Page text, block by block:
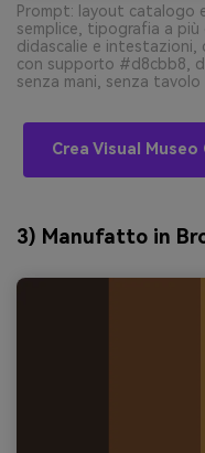
Prompt: layout catalogo
semplice, tipografia a più
didascalie e
con supporto #d8cbb8,
senza mani, senza
Crea Visual
3) Manufatto in